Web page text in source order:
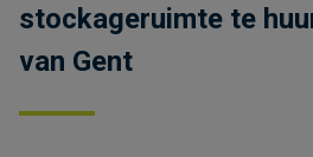
stockageruimte te
van Gent